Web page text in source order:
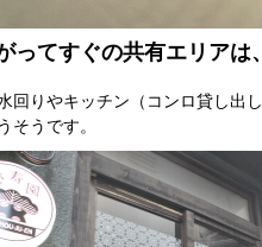
ってすぐの共有エリアは
回りやキッチン（コンロ貸し出
そうです。